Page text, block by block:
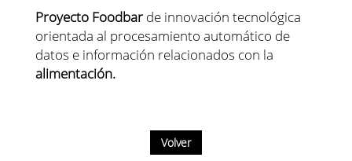
Proyecto Foodbarde innovación tecnológica
orientada al procesamiento automático de
datos e información relacionados con la
alimentación.
Volver